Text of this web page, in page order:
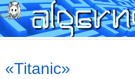
Skip
to
main
content
«Titanic»